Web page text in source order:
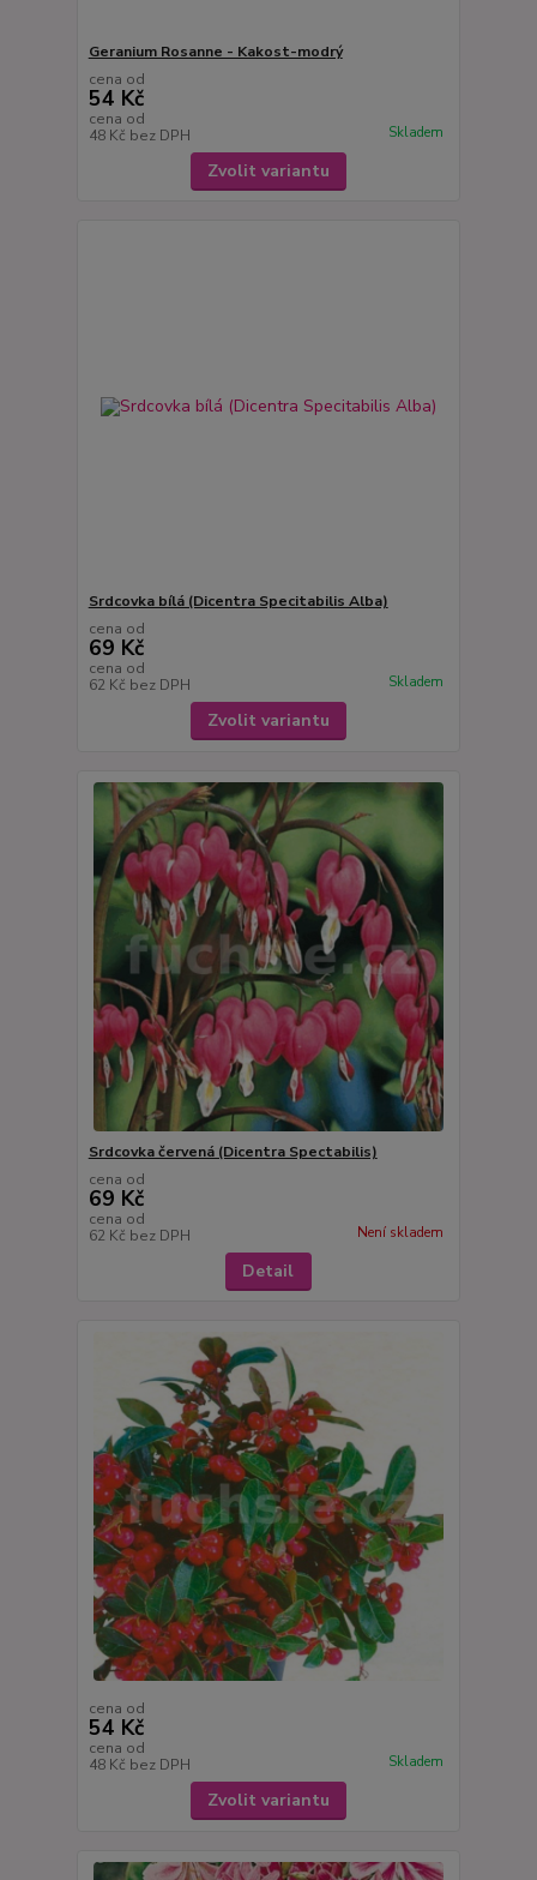
Geranium Rosanne - Kakost-modrý
cena od
54 Kč
cena od
48 Kč bez DPH Skladem
Zvolit variantu
Srdcovka bílá (Dicentra Specitabilis Alba)
cena od
69 Kč
cena od
62 Kč bez DPH Skladem
Zvolit variantu
Srdcovka červená (Dicentra Spectabilis)
cena od
69 Kč
cena od
62 Kč bez DPH Není skladem
Detail
cena od
54 Kč
cena od
48 Kč bez DPH Skladem
Zvolit variantu